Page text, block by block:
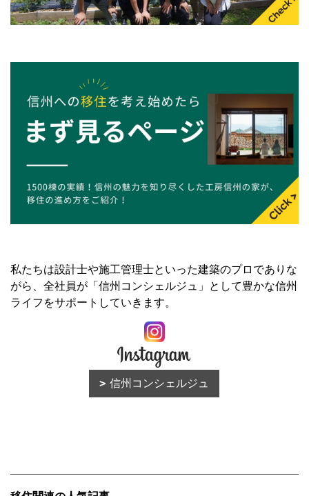
私たちは設計士や施工管理士といった建築のプロでありな
がら、全社員が「信州コンシェルジュ」として豊かな信州
ライフをサポートしていきます。
信州コンシェルジュ